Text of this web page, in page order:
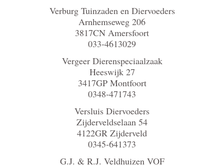
Verburg Tuinzaden en Diervoeders
Arnhemseweg 206
3817CN Amersfoort
033-4613029
Vergeer Dierenspeciaalzaak
Heeswijk 27
3417GP Montfoort
0348-471743
Versluis Diervoeders
Zijderveldselaan 54
4122GR Zijderveld
0345-641373
G.J. & R.J. Veldhuizen VOF